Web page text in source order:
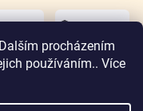
procházením
používáním.. Více
osobní